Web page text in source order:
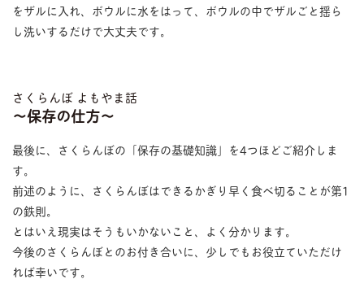
をザルに入れ、ボウルに水をはって、ボウルの中でザルごと揺ら
し洗いするだけで大丈夫です。
さくらんぼ よもやま話
〜保存の仕方〜
最後に、さくらんぼの「保存の基礎知識」を4つほどご紹介しま
す。
前述のように、さくらんぼはできるかぎり早く食べ切ることが第1
の鉄則。
とはいえ現実はそうもいかないこと、よく分かります。
今後のさくらんぼとのお付き合いに、少しでもお役立ていただけ
れば幸いです。